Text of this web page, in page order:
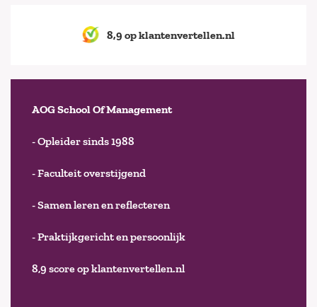
8,9 op klantenvertellen.nl
AOG School Of Management
- Opleider sinds 1988
- Faculteit overstijgend
- Samen leren en reflecteren
- Praktijkgericht en persoonlijk
8,9 score op klantenvertellen.nl